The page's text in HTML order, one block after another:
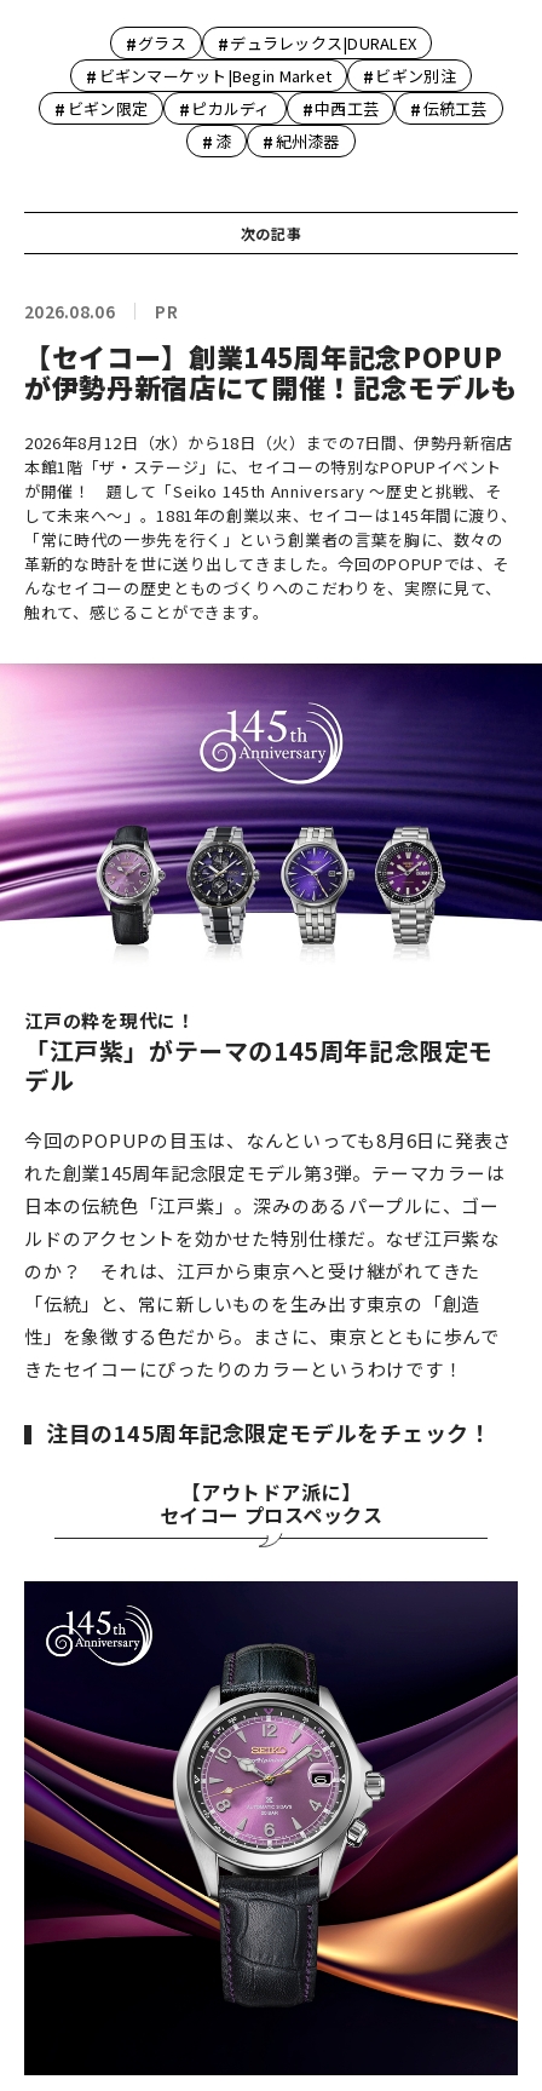
#グラス #デュラレックス|DURALEX
# ビギンマーケット|Begin Market # ビギン別注
# ビギン限定 # ピカルディ #中西工芸 #伝統工芸
# 漆 #紀州漆器
次の記事
2026.08.06 PR
【セイコー】創業145周年記念POPUP
が伊勢丹新宿店にて開催！記念モデルも
2026年8月12日（水）から18日（火）までの7日間、伊勢丹新宿店
本館1階「ザ・ステージ」に、セイコーの特別なPOPUPイベント
が開催！ 題して「Seiko 145th Anniversary ～歴史と挑戦、そ
して未来へ～」。1881年の創業以来、セイコーは145年間に渡り、
「常に時代の一歩先を行く」という創業者の言葉を胸に、数々の
革新的な時計を世に送り出してきました。今回のPOPUPでは、そ
んなセイコーの歴史とものづくりへのこだわりを、実際に見て、
触れて、感じることができます。
江戸の粋を現代に！
「江戸紫」がテーマの145周年記念限定モ
デル
今回のPOPUPの目玉は、なんといっても8月6日に発表さ
れた創業145周年記念限定モデル第3弾。テーマカラーは
日本の伝統色「江戸紫」。深みのあるパープルに、ゴー
ルドのアクセントを効かせた特別仕様だ。なぜ江戸紫な
のか？ それは、江戸から東京へと受け継がれてきた
「伝統」と、常に新しいものを生み出す東京の「創造
性」を象徴する色だから。まさに、東京とともに歩んで
きたセイコーにぴったりのカラーというわけです！
注目の145周年記念限定モデルをチェック！
【アウトドア派に】
セイコー プロスペックス